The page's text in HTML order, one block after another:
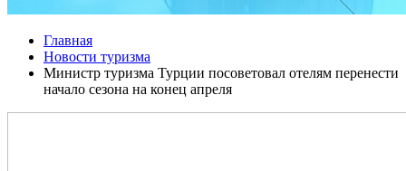
Главная
Новости туризма
Министр туризма Турции посоветовал отелям перенести
начало сезона на конец апреля